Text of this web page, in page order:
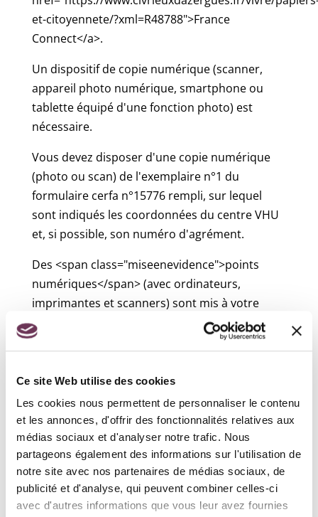
Ce site Web utilise des cookies
Les cookies nous permettent de personnaliser le contenu
et les annonces, d'offrir des fonctionnalités relatives aux
médias sociaux et d'analyser notre trafic. Nous
partageons également des informations sur l'utilisation de
notre site avec nos partenaires de médias sociaux, de
publicité et d'analyse, qui peuvent combiner celles-ci
avec d'autres informations que vous leur avez fournies
et-citoyennete/?xml=R48788">France
Connect</a>.
Un dispositif de copie numérique (scanner,
appareil photo numérique, smartphone ou
tablette équipé d'une fonction photo) est
nécessaire.
Vous devez disposer d'une copie numérique
(photo ou scan) de l'exemplaire n°1 du
formulaire cerfa n°15776 rempli, sur lequel
sont indiqués les coordonnées du centre VHU
et, si possible, son numéro d'agrément.
Des <span class="miseenevidence">points
numériques</span> (avec ordinateurs,
imprimantes et scanners) sont mis à votre
disposition dans chaque préfecture et dans la
plupart des sous-préfectures. Vous pouvez y
par des médiateurs numériques si vous
rencontrez des difficultés avec l'utilisation
d'internet.
Vous pouvez aussi être accompagné dans
votre démarche par une <span
class="miseenevidence">maison France
Services</span> :